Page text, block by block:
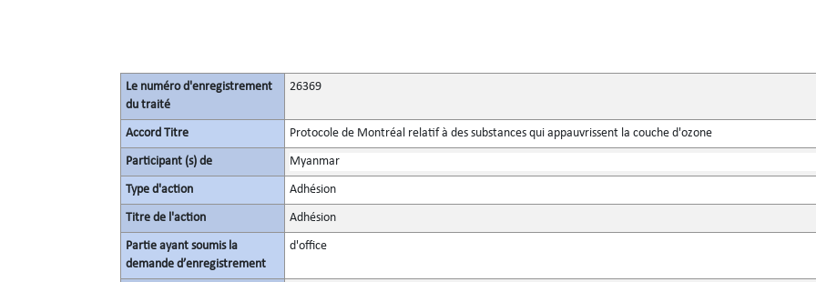
Le numéro d'enregistrement
du traité
26369
Accord Titre Protocole de Montréal relatif à des substances qui appauvrissent la couche d'ozone
Participant (s) de Myanmar
Type d'action Adhésion
Titre de l'action Adhésion
Partie ayant soumis la
demande d’enregistrement
d'office